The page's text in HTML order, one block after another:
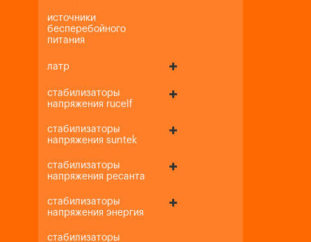
источники
бесперебойного
питания
латр
стабилизаторы
напряжения rucelf
стабилизаторы
напряжения suntek
стабилизаторы
напряжения ресанта
стабилизаторы
напряжения энергия
стабилизаторы